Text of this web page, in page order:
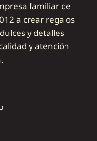
familiar de
a crear regalos
y detalles
y atención